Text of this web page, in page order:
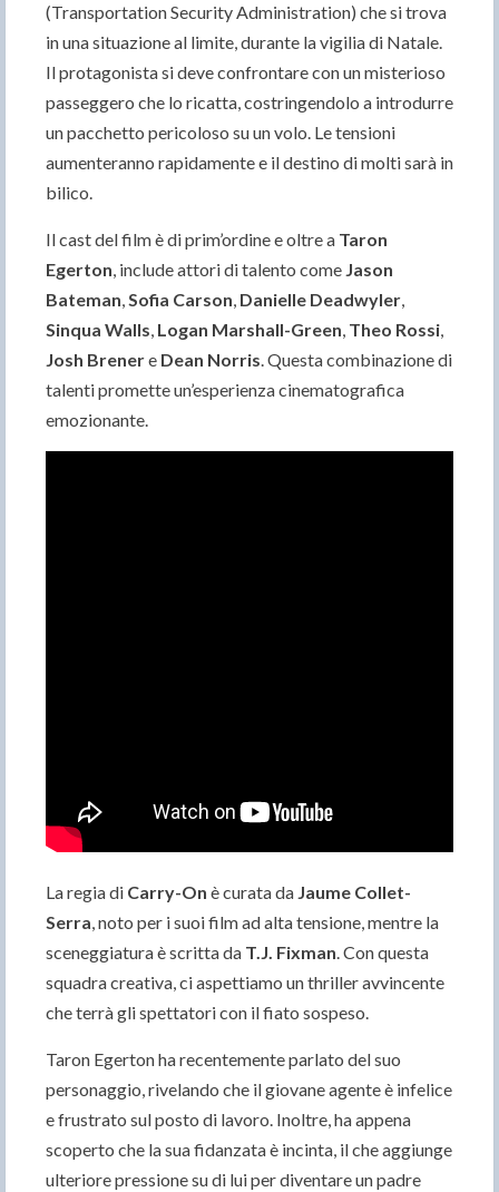
(Transportation Security Administration) che si trova
in una situazione al limite, durante la vigilia di Natale.
Il protagonista si deve confrontare con un misterioso
passeggero che lo ricatta, costringendolo a introdurre
un pacchetto pericoloso su un volo. Le tensioni
aumenteranno rapidamente e il destino di molti sarà in
bilico.
Il cast del film è di prim’ordine e oltre a Taron
Egerton, include attori di talento come Jason
Bateman,Sofia Carson, Danielle Deadwyler,
Sinqua Walls, Logan Marshall-Green, Theo Rossi,
Josh Brenere Dean Norris. Questa combinazione di
talenti promette un’esperienza cinematografica
emozionante.
La regia di Carry-On è curata da Jaume Collet-
Serra, noto per i suoi film ad alta tensione, mentre la
sceneggiatura è scritta da T.J. Fixman. Con questa
squadra creativa, ci aspettiamo un thriller avvincente
che terrà gli spettatori con il fiato sospeso.
Taron Egerton ha recentemente parlato del suo
personaggio, rivelando che il giovane agente è infelice
e frustrato sul posto di lavoro. Inoltre, ha appena
scoperto che la sua fidanzata è incinta, il che aggiunge
ulteriore pressione su di lui per diventare un padre